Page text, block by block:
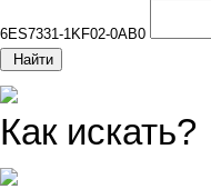
6ES7331-1KF02-0AB0
Найти
Как искать?